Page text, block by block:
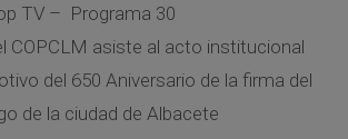
TV – Programa 30
COPCLM asiste al acto institucional
del 650 Aniversario de la firma del
de la ciudad de Albacete